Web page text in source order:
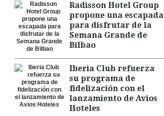
Radisson Hotel Group
propone una escapada
para disfrutar de la
Semana Grande de
Bilbao
Iberia Club refuerza
su programa de
fidelización con el
lanzamiento de Avios
Hoteles